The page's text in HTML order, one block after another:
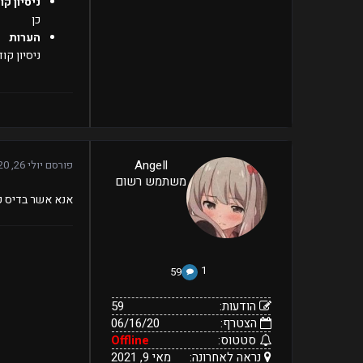
כן
הערות
ניסיון
הודעות:
הצטרף:
סטטוס:
Offline
נראה
לאחרונה:
מאי
AngeIl
משתמש רשום
1
59
הודעות:
59
הצטרף:
06/16/20
סטטוס:
Offline
נראה לאחרונה:
מאי 9, 2021
פורסם יולי 26, 2020
אנא אשר בדיס